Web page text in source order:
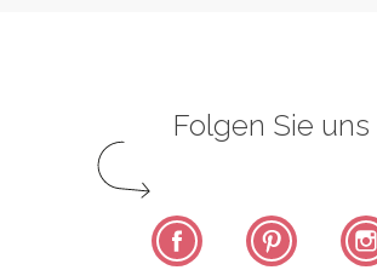
Folgen Sie uns
Facebook Pinterest